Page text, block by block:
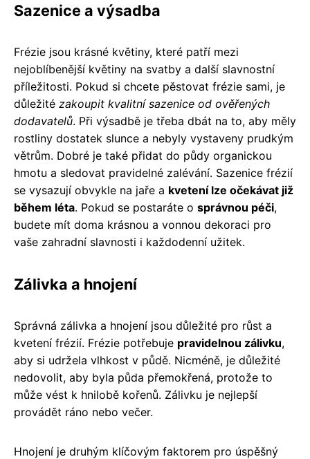
Sazenice a výsadba
Frézie jsou krásné květiny, které patří mezi
nejoblíbenější květiny na svatby a další slavnostní
příležitosti. Pokud si chcete pěstovat frézie sami, je
důležité zakoupit kvalitní sazenice od ověřených
dodavatelů. Při výsadbě je třeba dbát na to, aby měly
rostliny dostatek slunce a nebyly vystaveny prudkým
větrům. Dobré je také přidat do půdy organickou
hmotu a sledovat pravidelné zalévání. Sazenice frézií
se vysazují obvykle na jaře a kvetení lze očekávat již
během léta. Pokud se postaráte o správnou péči,
budete mít doma krásnou a vonnou dekoraci pro
vaše zahradní slavnosti i každodenní užitek.
Zálivka a hnojení
Správná zálivka a hnojení jsou důležité pro růst a
kvetení frézií. Frézie potřebuje pravidelnou zálivku,
aby si udržela vlhkost v půdě. Nicméně, je důležité
nedovolit, aby byla půda přemokřená, protože to
může vést k hnilobě kořenů. Zálivku je nejlepší
provádět ráno nebo večer.
Hnojení je druhým klíčovým faktorem pro úspěšný